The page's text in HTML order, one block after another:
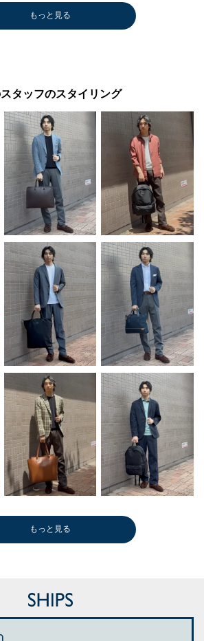
もっと見る
タッフのスタイリング
もっと見る